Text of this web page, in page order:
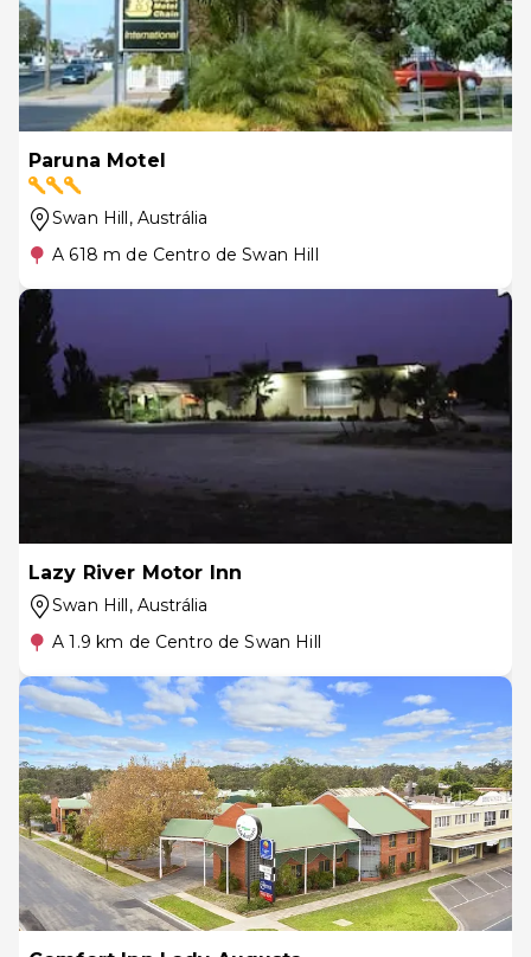
Paruna Motel
Swan Hill, Austrália
A 618 m de Centro de Swan Hill
Lazy River Motor Inn
Swan Hill, Austrália
A 1.9 km de Centro de Swan Hill